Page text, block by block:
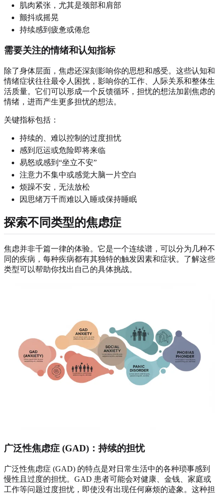
肌肉紧张，尤其是颈部和肩部
颤抖或摇晃
持续感到疲惫或倦怠
需要关注的情绪和认知指标
除了身体层面，焦虑还深刻影响你的思想和感受。这些认知和
情绪症状往往最令人困扰，影响你的工作、人际关系和整体生
活质量。它们可以形成一个反馈循环，担忧的想法加剧焦虑的
情绪，进而产生更多担忧的想法。
关键指标包括：
持续的、难以控制的过度担忧
感到厄运或危险即将来临
易怒或感到“坐立不安”
注意力不集中或感觉大脑一片空白
烦躁不安，无法放松
因思绪万千而难以入睡或保持睡眠
探索不同类型的焦虑症
焦虑并非千篇一律的体验。它是一个连续谱，可以分为几种不
同的疾病，每种疾病都有其独特的触发因素和症状。了解这些
类型可以帮助你找出自己的具体挑战。
广泛性焦虑症 (GAD)：持续的担忧
广泛性焦虑症 (GAD) 的特点是对日常生活中的各种琐事感到
慢性且过度的担忧。GAD 患者可能会对健康、金钱、家庭或
工作等问题过度担忧，即使没有出现任何麻烦的迹象。这种担